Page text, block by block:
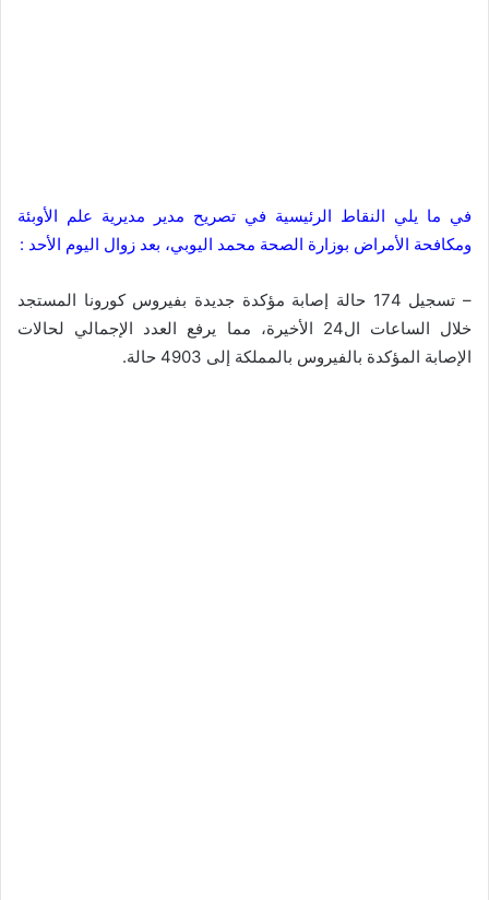
في ما يلي النقاط الرئيسية في تصريح مدير مديرية علم الأوبئة
ومكافحة الأمراض بوزارة الصحة محمد اليوبي، بعد زوال اليوم الأحد :
– تسجيل 174 حالة إصابة مؤكدة جديدة بفيروس كورونا المستجد
خلال الساعات ال24 الأخيرة، مما يرفع العدد الإجمالي لحالات
الإصابة المؤكدة بالفيروس بالمملكة إلى 4903 حالة.